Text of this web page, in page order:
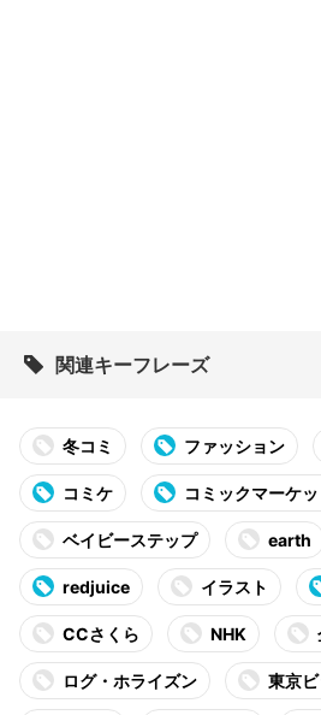
関連キーフレーズ
冬コミ ファッション
コミケ コミックマーケッ
ベイビーステップ earth
redjuice イラスト
CCさくら NHK
ログ・ホライズン 東京